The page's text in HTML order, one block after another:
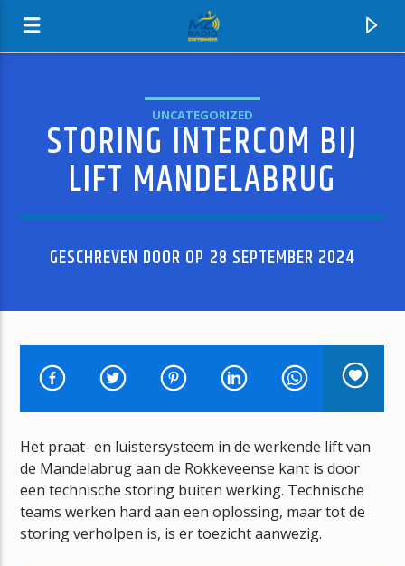
MZ-RADIO
HUIDIG NUMMER
IN THE STARS
BENSON BOONE
UNCATEGORIZED
STORING INTERCOM BIJ
LIFT MANDELABRUG
GESCHREVEN DOOR OP 28 SEPTEMBER 2024
Het praat- en luistersysteem in de werkende lift van
de Mandelabrug aan de Rokkeveense kant is door
een technische storing buiten werking. Technische
teams werken hard aan een oplossing, maar tot de
storing verholpen is, is er toezicht aanwezig.